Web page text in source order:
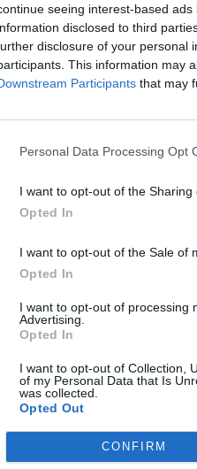
seeing interest-based
disclosed to third
disclosure of your personal
This information may
Participants that may
Personal Data Processing Opt
I want to opt-out of the Sharing
Opted In
I want to opt-out of the Sale of
Opted In
I want to opt-out of processing
Advertising.
Opted In
I want to opt-out of Collection,
of my Personal Data that Is
was collected.
Opted Out
CONFIRM
Ti stimo
sponsor
9 Luglio 2025 alle ore 09:30
Ginelli93: